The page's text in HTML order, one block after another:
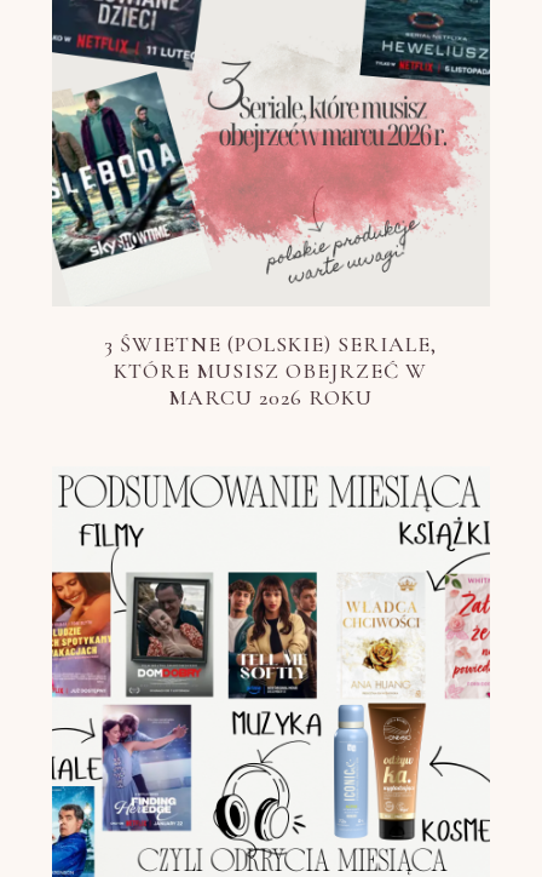
3 ŚWIETNE (POLSKIE) SERIALE,
KTÓRE MUSISZ OBEJRZEĆ W
MARCU 2026 ROKU